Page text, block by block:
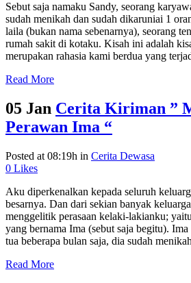
Sebut saja namaku Sandy, seorang
sudah menikah dan sudah dikaruniai 1
laila (bukan nama sebenarnya), seorang
rumah sakit di kotaku. Kisah ini adalah
merupakan rahasia kami berdua yang
Read More
05 Jan Cerita Kiriman ”
Perawan Ima “
Posted at 08:19h in Cerita Dewasa
0 Likes
Aku diperkenalkan kepada seluruh
besarnya. Dan dari sekian banyak
menggelitik perasaan kelaki-lakianku;
yang bernama Ima (sebut saja begitu).
tua beberapa bulan saja, dia sudah
Read More